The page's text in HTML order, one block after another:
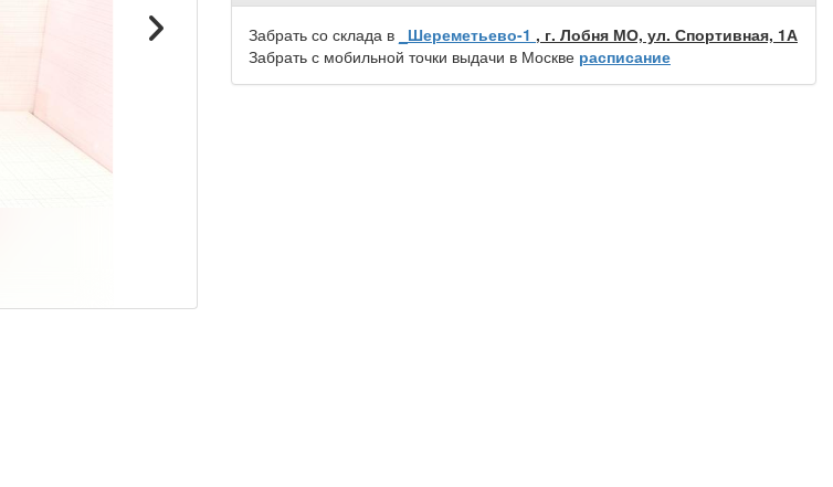
Забрать со склада в _Шереметьево-1 , г. Лобня МО, ул. Спортивная, 1А
Забрать с мобильной точки выдачи в Москве расписание